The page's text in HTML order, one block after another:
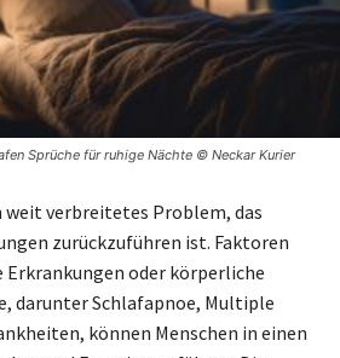
Sprüche für ruhige Nächte © Neckar Kurier
verbreitetes Problem, das
zurückzuführen ist. Faktoren
Erkrankungen oder körperliche
darunter Schlafapnoe, Multiple
können Menschen in einen